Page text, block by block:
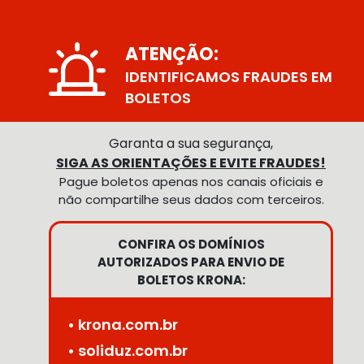
ATENÇÃO:
IDENTIFICAMOS FRAUDES EM
BOLETOS
Garanta a sua segurança,
SIGA AS ORIENTAÇÕES E EVITE FRAUDES!
Pague boletos apenas nos canais oficiais e
não compartilhe seus dados com terceiros.
CONFIRA OS DOMÍNIOS
AUTORIZADOS PARA ENVIO DE
BOLETOS KRONA:
• krona.com.br
• soliduz.com.br